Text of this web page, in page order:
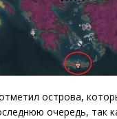
острова,
очередь, так